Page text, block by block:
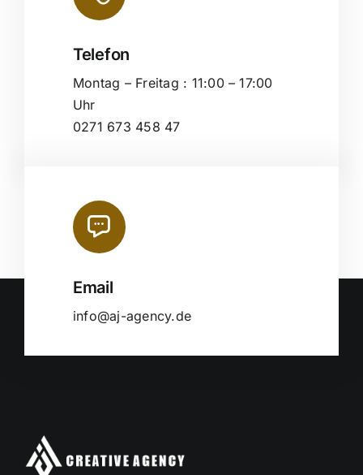
Telefon
Montag – Freitag : 11:00 – 17:00
Uhr
0271 673 458 47
Email
info@aj-agency.de